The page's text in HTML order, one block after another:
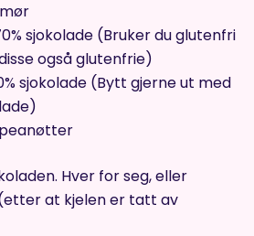
sjokolade (Bruker du glutenfri
også glutenfrie)
sjokolade (Bytt gjerne ut med
Hver for seg, eller
at kjelen er tatt av